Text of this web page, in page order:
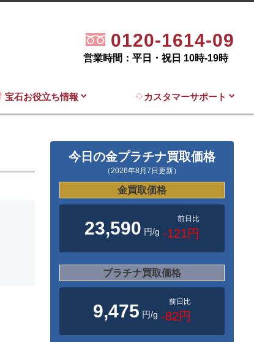
0120-1614-09
営業時間：平日・祝日 10時-19時
宝石お役立ち情報 カスタマーサポート
今日の金プラチナ買取価格
（2026年8月7日更新）
金買取価格
23,590 円/g
前日比
-121円
プラチナ買取価格
9,475 円/g
前日比
-82円